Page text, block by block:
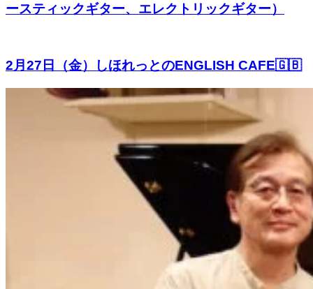
ースティックギター、エレクトリックギター）
2月27日（金）しほれっとのENGLISH CAFE🇬🇧